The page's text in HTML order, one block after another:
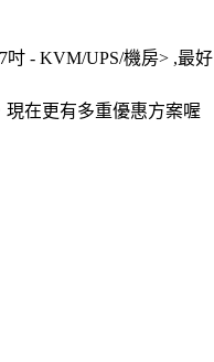
吋 - KVM/UPS/機房> ,最好
在更有多重優惠方案喔